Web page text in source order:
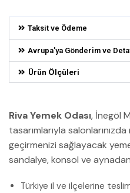
Taksit ve Ödeme
Avrupa'ya Gönderim ve
Ürün Ölçüleri
Riva Yemek Odası, İnegöl
tasarımlarıyla
geçirmenizi sağlayacak
sandalye, konsol ve
Türkiye il ve ilçelerine